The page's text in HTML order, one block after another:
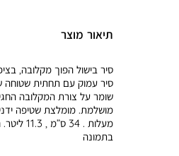
תיאור מוצר
סיר עמוק עם תחתית שטוחה
שומר על צורת המקלובה
מעלות .
בתמונה